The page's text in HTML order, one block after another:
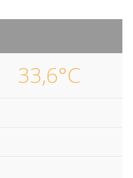
33,6°C